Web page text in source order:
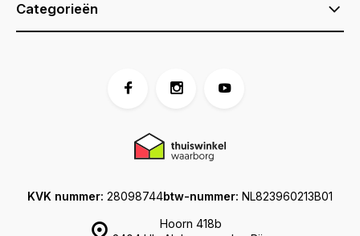
Categorieën
Hoorn 418b
KVK nummer: 28098744btw-nummer: NL823960213B01